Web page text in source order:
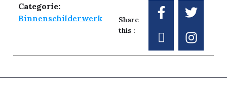
Categorie:
Binnenschilderwerk
Share
this :